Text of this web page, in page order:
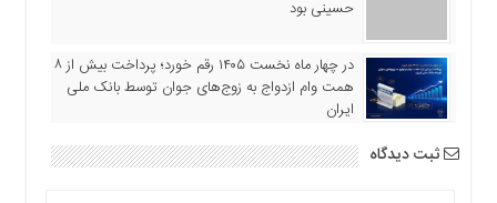
حسینی بود
در چهار ماه نخست ۱۴۰۵ رقم خورد؛ پرداخت بیش از ۸
همت وام ازدواج به زوج‌های جوان توسط بانک ملی
ایران
ثبت دیدگاه